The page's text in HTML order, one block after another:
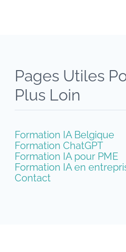
Pages Utiles
Plus Loin
Formation IA Belgique
Formation ChatGPT
Formation IA pour PME
Formation IA en
Contact